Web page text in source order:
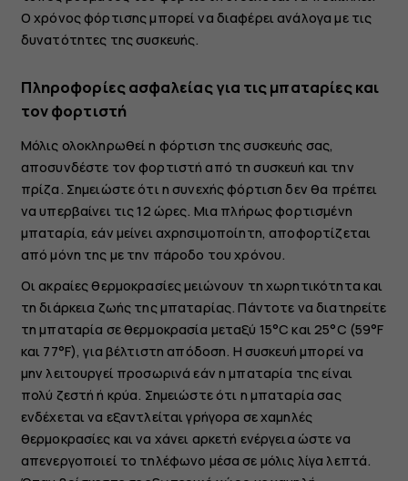
Ο χρόνος φόρτισης μπορεί να διαφέρει ανάλογα με τις
δυνατότητες της συσκευής.
Πληροφορίες ασφαλείας για τις μπαταρίες και
τον φορτιστή
Μόλις ολοκληρωθεί η φόρτιση της συσκευής σας,
αποσυνδέστε τον φορτιστή από τη συσκευή και την
πρίζα. Σημειώστε ότι η συνεχής φόρτιση δεν θα πρέπει
να υπερβαίνει τις 12 ώρες. Μια πλήρως φορτισμένη
μπαταρία, εάν μείνει αχρησιμοποίητη, αποφορτίζεται
από μόνη της με την πάροδο του χρόνου.
Οι ακραίες θερμοκρασίες μειώνουν τη χωρητικότητα και
τη διάρκεια ζωής της μπαταρίας. Πάντοτε να διατηρείτε
τη μπαταρία σε θερμοκρασία μεταξύ 15°C και 25°C (59°F
και 77°F), για βέλτιστη απόδοση. Η συσκευή μπορεί να
μην λειτουργεί προσωρινά εάν η μπαταρία της είναι
πολύ ζεστή ή κρύα. Σημειώστε ότι η μπαταρία σας
ενδέχεται να εξαντλείται γρήγορα σε χαμηλές
θερμοκρασίες και να χάνει αρκετή ενέργεια ώστε να
απενεργοποιεί το τηλέφωνο μέσα σε μόλις λίγα λεπτά.